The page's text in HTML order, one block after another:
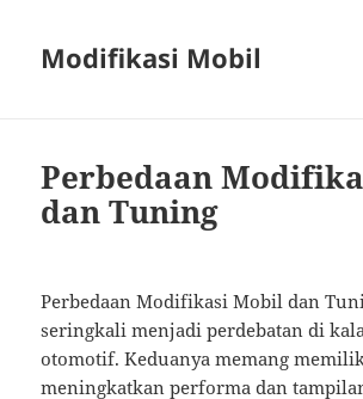
Modifikasi Mobil
Perbedaan
dan Tuning
Perbedaan Modifikasi Mobil dan
seringkali menjadi perdebatan di
otomotif. Keduanya memang
meningkatkan performa dan